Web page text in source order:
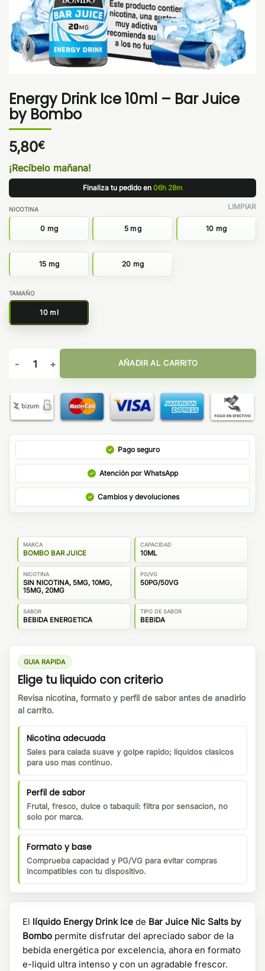
Energy Drink Ice 10ml – Bar Juice
by Bombo
5,80€
¡Recíbelo mañana!
Finaliza tu pedido en 06h 28m
NICOTINA
0 mg 5 mg 10 mg
15 mg 20 mg
TAMAÑO
10 ml
LIMPIAR
Energy Drink Ice 10ml - Bar Juice by Bombo cantidad
AÑADIR AL CARRITO
Pago seguro
Atención por WhatsApp
Cambios y devoluciones
MARCA
BOMBO BAR JUICE
CAPACIDAD
10ML
NICOTINA
SIN NICOTINA, 5MG, 10MG,
15MG, 20MG
PG/VG
50PG/50VG
SABOR
BEBIDA ENERGETICA
TIPO DE SABOR
BEBIDA
GUIA RAPIDA
Elige tu liquido con criterio
Revisa nicotina, formato y perfil de sabor antes de anadirlo
al carrito.
Nicotina adecuada
Sales para calada suave y golpe rapido; liquidos clasicos
para uso mas continuo.
Perfil de sabor
Frutal, fresco, dulce o tabaquil: filtra por sensacion, no
solo por marca.
Formato y base
Comprueba capacidad y PG/VG para evitar compras
incompatibles con tu dispositivo.
El líquido Energy Drink Ice de Bar Juice Nic Salts by
Bombo permite disfrutar del apreciado sabor de la
bebida energética por excelencia, ahora en formato
e-liquid ultra intenso y con un agradable frescor.